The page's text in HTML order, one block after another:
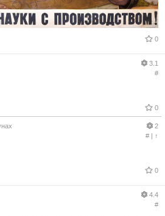
0
3.1
#
0
2
#| ↑
0
4.4
#